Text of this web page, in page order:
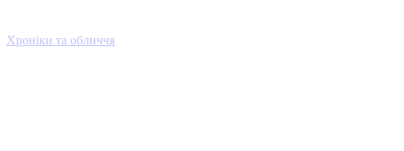
Хроніки та обличчя